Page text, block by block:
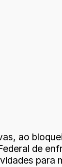
ao
de